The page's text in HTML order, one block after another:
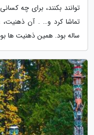
توانند بکنند، برای چه
تماشا کرد و… . آن
ساله بود. همین ذهنیت ها